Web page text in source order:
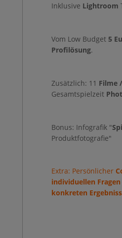
Inklusive Lightroom
Vom Low Budget 5
Profilösung.
Zusätzlich: 11 Filme
Gesamtspielzeit
Bonus: Infografik "
Produktfotografie"
Extra: Persönlicher
individuellen
konkreten